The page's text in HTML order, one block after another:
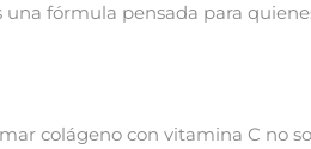
fórmula pensada para
colágeno con vitamina C no